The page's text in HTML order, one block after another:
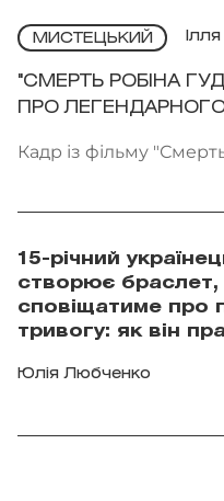
МИСТЕЦЬКИЙ
"СМЕРТЬ РОБІНА
ПРО
Кадр із фільму
15-річний
створює браслет,
сповіщатиме про
тривогу: як він
Юлія Любченко